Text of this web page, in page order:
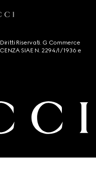
Riservati. G Commerce
SIAE N. 2294/I/1936 e